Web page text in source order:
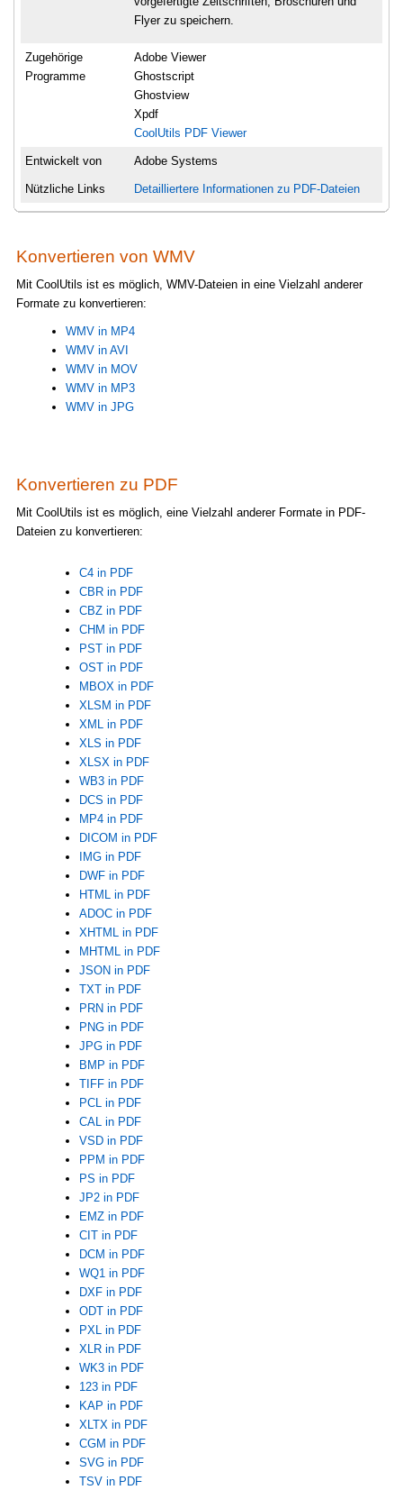
Flyer zu speichern.
Zugehörige
Programme
Adobe Viewer
Ghostscript
Ghostview
Xpdf
CoolUtils PDF Viewer
Entwickelt von Adobe Systems
Nützliche Links Detailliertere Informationen zu PDF-Dateien
Konvertieren von WMV
Mit CoolUtils ist es möglich, WMV-Dateien in eine Vielzahl anderer
Formate zu konvertieren:
WMV in MP4
WMV in AVI
WMV in MOV
WMV in MP3
WMV in JPG
Konvertieren zu PDF
Mit CoolUtils ist es möglich, eine Vielzahl anderer Formate in PDF-
Dateien zu konvertieren:
C4 in PDF
CBR in PDF
CBZ in PDF
CHM in PDF
PST in PDF
OST in PDF
MBOX in PDF
XLSM in PDF
XML in PDF
XLS in PDF
XLSX in PDF
WB3 in PDF
DCS in PDF
MP4 in PDF
DICOM in PDF
IMG in PDF
DWF in PDF
HTML in PDF
ADOC in PDF
XHTML in PDF
MHTML in PDF
JSON in PDF
TXT in PDF
PRN in PDF
PNG in PDF
JPG in PDF
BMP in PDF
TIFF in PDF
PCL in PDF
CAL in PDF
VSD in PDF
PPM in PDF
PS in PDF
JP2 in PDF
EMZ in PDF
CIT in PDF
DCM in PDF
WQ1 in PDF
DXF in PDF
ODT in PDF
PXL in PDF
XLR in PDF
WK3 in PDF
123 in PDF
KAP in PDF
XLTX in PDF
CGM in PDF
SVG in PDF
TSV in PDF